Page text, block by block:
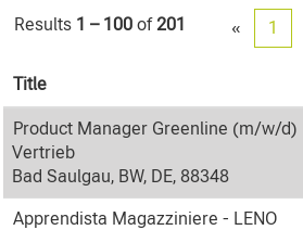
Results 1 – 100 of201 « 1
Title
Product Manager Greenline (m/w/d)
Vertrieb
Bad Saulgau, BW, DE, 88348
Apprendista Magazziniere - LENO